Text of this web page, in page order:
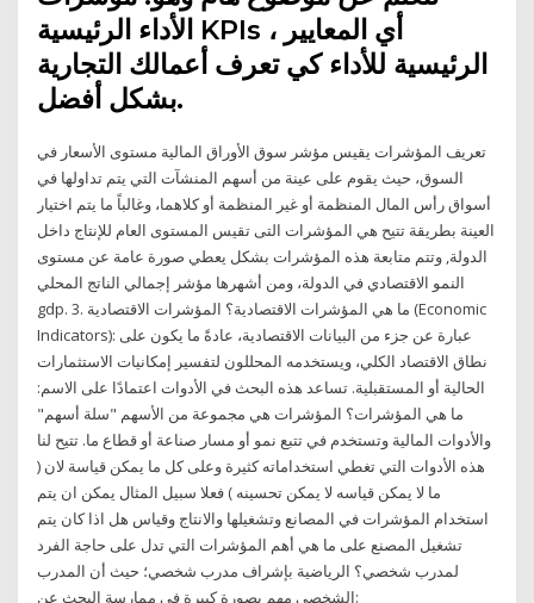
الأداء الرئيسية KPIs ، أي المعايير
الرئيسية للأداء كي تعرف أعمالك التجارية
بشكل أفضل.
تعريف المؤشرات يقيس مؤشر سوق الأوراق المالية مستوى الأسعار في
السوق، حيث يقوم على عينة من أسهم المنشآت التي يتم تداولها في
أسواق رأس المال المنظمة أو غير المنظمة أو كلاهما، وغالباً ما يتم اختيار
العينة بطريقة تتيح هي المؤشرات التى تقيس المستوى العام للإنتاج داخل
الدولة, وتتم متابعة هذه المؤشرات بشكل يعطي صورة عامة عن مستوى
النمو الاقتصادي في الدولة، ومن أشهرها مؤشر إجمالي الناتج المحلي
gdp. 3. ما هي المؤشرات الاقتصادية؟ المؤشرات الاقتصادية (Economic
Indicators): عبارة عن جزء من البيانات الاقتصادية، عادةً ما يكون على
نطاق الاقتصاد الكلي، ويستخدمه المحللون لتفسير إمكانيات الاستثمارات
الحالية أو المستقبلية. تساعد هذه البحث في الأدوات اعتمادًا على الاسم:
ما هي المؤشرات؟ المؤشرات هي مجموعة من الأسهم "سلة أسهم"
والأدوات المالية وتستخدم في تتبع نمو أو مسار صناعة أو قطاع ما. تتيح لنا
هذه الأدوات التي تغطي استخداماته كثيرة وعلى كل ما يمكن قياسة لان (
ما لا يمكن قياسه لا يمكن تحسينه ) فعلا سبيل المثال يمكن ان يتم
استخدام المؤشرات في المصانع وتشغيلها والانتاج وقياس هل اذا كان يتم
تشغيل المصنع على ما هي أهم المؤشرات التي تدل على حاجة الفرد
لمدرب شخصي؟ الرياضية بإشراف مدرب شخصي؛ حيث أن المدرب
الشخصي مهم بصورة كبيرة في ممارسة البحث عن: